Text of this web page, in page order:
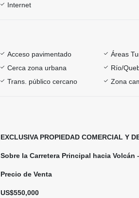
Internet
Acceso pavimentado Áreas
Cerca zona urbana
Río/
Trans. público cercano
Zona
EXCLUSIVA PROPIEDAD COMERCIAL Y
Sobre la Carretera Principal hacia
Precio de Venta
US$550,000